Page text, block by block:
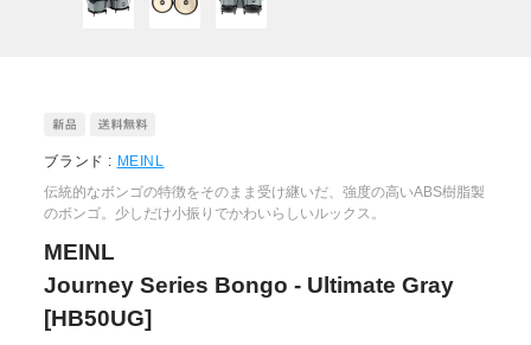
ブランド : MEINL
伝統的なボンゴの特徴をそのまま受け継いだ、強度の高いABS樹脂製
のボンゴ。少しだけ小振りでかわいらしいルックス。
MEINL
Journey Series Bongo - Ultimate Gray
[HB50UG]